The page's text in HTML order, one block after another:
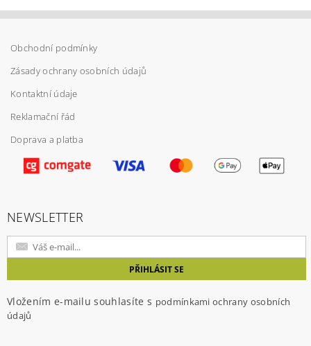
Vložením hodnocení souhlasíte spodmínkami
ochrany osobních údajů
Obchodní podmínky
Zásady ochrany osobních údajů
Kontaktní údaje
Reklamační řád
Doprava a platba
NEWSLETTER
Vložením e-mailu souhlasíte s podmínkami ochrany osobních
údajů